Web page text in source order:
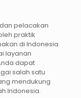
pelacakan
praktik
di Indonesia.
layanan
dapat
salah satu
mendukung
Indonesia.